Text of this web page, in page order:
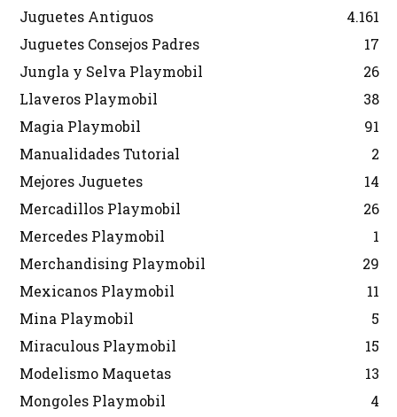
Juguetes Antiguos
4.161
Juguetes Consejos Padres
17
Jungla y Selva Playmobil
26
Llaveros Playmobil
38
Magia Playmobil
91
Manualidades Tutorial
2
Mejores Juguetes
14
Mercadillos Playmobil
26
Mercedes Playmobil
1
Merchandising Playmobil
29
Mexicanos Playmobil
11
Mina Playmobil
5
Miraculous Playmobil
15
Modelismo Maquetas
13
Mongoles Playmobil
4